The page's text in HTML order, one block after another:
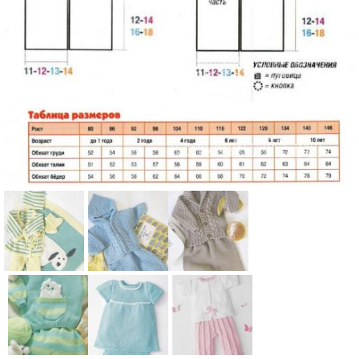
Схема:
комплект из
кофточки,
Схема:
костюм из
жакетика с
Схема:
жакет с
шалевым